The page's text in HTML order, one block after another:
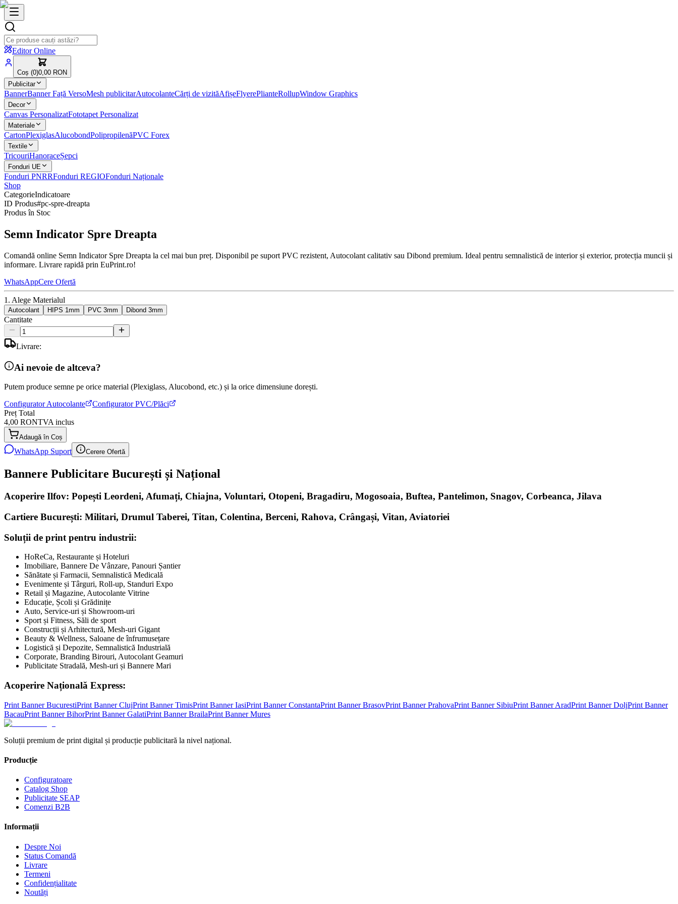
Editor Online
Coș (0)0,00 RON
Publicitar
BannerBanner Față VersoMesh publicitarAutocolanteCărți de vizităAfișeFlyerePlianteRollupWindow Graphics
Decor
Canvas PersonalizatFototapet Personalizat
Materiale
CartonPlexiglasAlucobondPolipropilenăPVC Forex
Textile
TricouriHanoraceȘepci
Fonduri UE
Fonduri PNRRFonduri REGIOFonduri Naționale
Shop
CategorieIndicatoare
ID Produs#pc-spre-dreapta
Produs în Stoc
Semn Indicator Spre Dreapta
Comandă online Semn Indicator Spre Dreapta la cel mai bun preț. Disponibil pe suport PVC rezistent, Autocolant calitativ sau Dibond premium. Ideal pentru semnalistică de interior și exterior, protecția muncii și
informare. Livrare rapidă prin EuPrint.ro!
WhatsAppCere Ofertă
1. Alege Materialul
Autocolant HIPS 1mm PVC 3mm Dibond 3mm
Cantitate
Livrare:
Ai nevoie de altceva?
Putem produce semne pe orice material (Plexiglass, Alucobond, etc.) și la orice dimensiune dorești.
Configurator Autocolante
Configurator PVC/Plăci
Preț Total
4,00 RONTVA inclus
Adaugă în Coș
WhatsApp Suport Cerere Ofertă
Bannere Publicitare București și Național
Acoperire Ilfov: Popești Leordeni, Afumați, Chiajna, Voluntari, Otopeni, Bragadiru, Mogosoaia, Buftea, Pantelimon, Snagov, Corbeanca, Jilava
Cartiere București: Militari, Drumul Taberei, Titan, Colentina, Berceni, Rahova, Crângași, Vitan, Aviatoriei
Soluții de print pentru industrii:
HoReCa, Restaurante și Hoteluri
Imobiliare, Bannere De Vânzare, Panouri Șantier
Sănătate și Farmacii, Semnalistică Medicală
Evenimente și Târguri, Roll-up, Standuri Expo
Retail și Magazine, Autocolante Vitrine
Educație, Școli și Grădinițe
Auto, Service-uri și Showroom-uri
Sport și Fitness, Săli de sport
Construcții și Arhitectură, Mesh-uri Gigant
Beauty & Wellness, Saloane de înfrumusețare
Logistică și Depozite, Semnalistică Industrială
Corporate, Branding Birouri, Autocolant Geamuri
Publicitate Stradală, Mesh-uri și Bannere Mari
Acoperire Națională Express:
Print BannerBucurestiPrint BannerClujPrint BannerTimisPrint BannerIasiPrint BannerConstantaPrint BannerBrasovPrint BannerPrahovaPrint Banner SibiuPrint BannerAradPrint BannerDoljPrint Banner
BacauPrint BannerBihorPrint BannerGalatiPrint BannerBrailaPrint BannerMures
Soluții premium de print digital și producție publicitară la nivel național.
Producție
Configuratoare
Catalog Shop
Publicitate SEAP
Comenzi B2B
Informații
Despre Noi
Status Comandă
Livrare
Termeni
Confidențialitate
Noutăți